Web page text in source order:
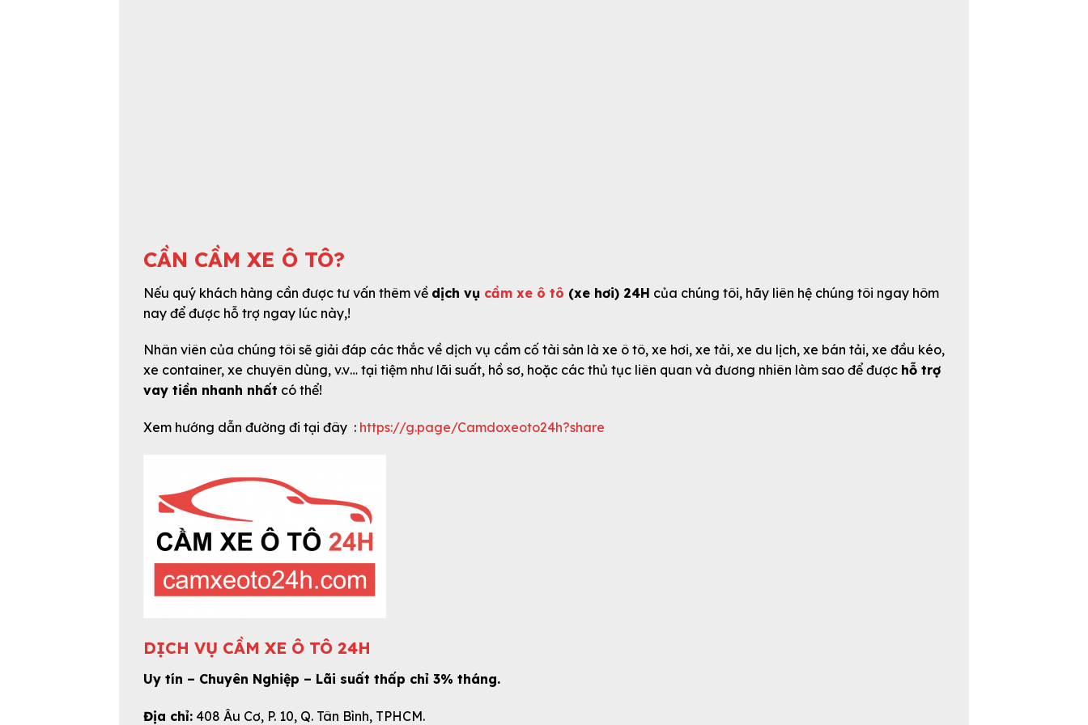
CẦN CẦM XE Ô TÔ?
Nếu quý khách hàng cần được tư vấn thêm về dịch vụ cầm xe ô tô (xe hơi) 24H của chúng tôi, hãy liên hệ chúng tôi ngay hôm
nay để được hỗ trợ ngay lúc này,!
Nhân viên của chúng tôi sẽ giải đáp các thắc về dịch vụ cầm cố tài sản là xe ô tô, xe hơi, xe tải, xe du lịch, xe bán tải, xe đầu kéo,
xe container, xe chuyên dùng, v.v… tại tiệm như lãi suất, hồ sơ, hoặc các thủ tục liên quan và đương nhiên làm sao để được hỗ trợ
vay tiền nhanh nhất có thể!
Xem hướng dẫn đường đi tại đây : https://g.page/Camdoxeoto24h?share
DỊCH VỤ CẦM XE Ô TÔ 24H
Uy tín – Chuyên Nghiệp – Lãi suất thấp chỉ 3% tháng.
Địa chỉ: 408 Âu Cơ, P. 10, Q. Tân Bình, TPHCM.